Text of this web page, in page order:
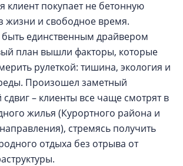
клиент покупает не бетонную
жизни и свободное время.
быть единственным драйвером
план вышли факторы, которые
рулеткой: тишина, экология и
Произошел заметный
сдвиг – клиенты все чаще смотрят в
жилья (Курортного района и
стремясь получить
отдыха без отрыва от